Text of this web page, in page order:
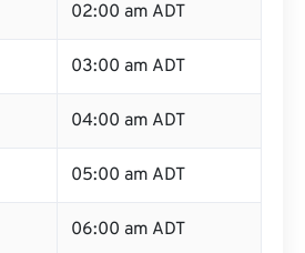
02:00 am ADT
03:00 am ADT
04:00 am ADT
05:00 am ADT
06:00 am ADT